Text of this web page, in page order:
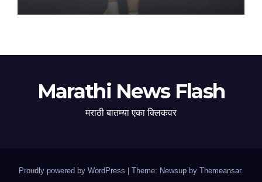
Marathi News Flash
मराठी बातम्या एका क्लिकवर
Proudly powered by WordPress Theme: Newsup by Themeansar.